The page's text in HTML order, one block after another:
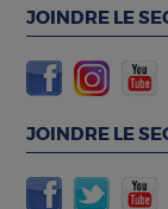
JOINDRE LE
JOINDRE LE